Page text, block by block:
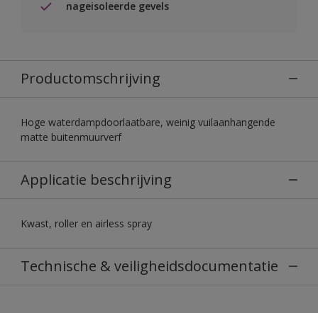
nageisoleerde gevels
Productomschrijving
Hoge waterdampdoorlaatbare, weinig vuilaanhangende
matte buitenmuurverf
Applicatie beschrijving
Kwast, roller en airless spray
Technische & veiligheidsdocumentatie